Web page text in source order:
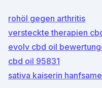
rohöl gegen arthritis
versteckte therapien
evolv cbd oil
cbd oil 95831
sativa kaiserin